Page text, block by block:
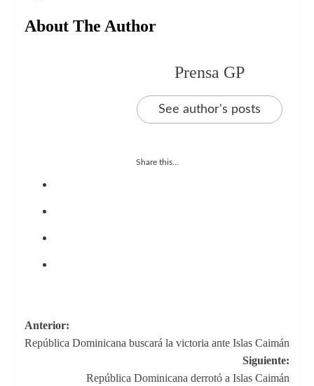
About The Author
Prensa GP
See author's posts
Share this...
Navegación
de
entradas
Anterior:
República Dominicana buscará la victoria ante Islas Caimán
Siguiente:
República Dominicana derrotó a Islas Caimán